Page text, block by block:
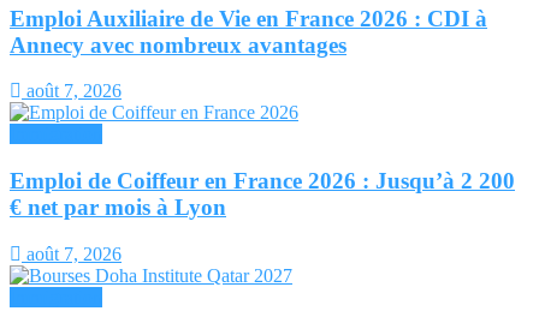
Emploi Auxiliaire de Vie en France 2026 : CDI à
Annecy avec nombreux avantages
août 7, 2026
Emploi de Coiffeur en France 2026 : Jusqu’à 2 200
€ net par mois à Lyon
août 7, 2026